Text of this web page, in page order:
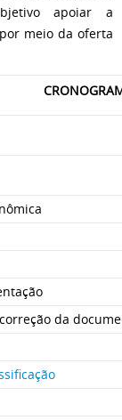
apoiar a
meio da oferta
da